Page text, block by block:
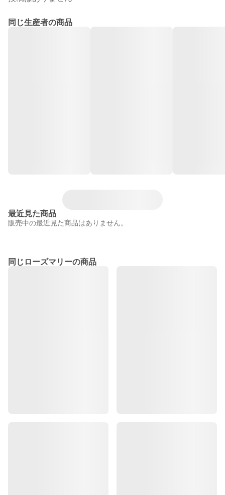
同じ生産者の商品
最近見た商品
販売中の最近見た商品はありません。
同じローズマリーの商品